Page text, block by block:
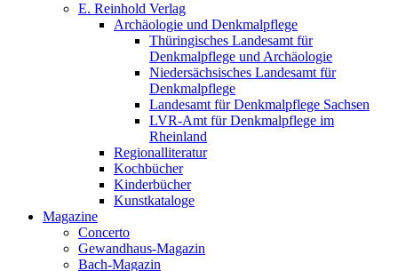
E. Reinhold Verlag
Archäologie und Denkmalpflege
Thüringisches Landesamt für
Denkmalpflege und Archäologie
Niedersächsisches Landesamt für
Denkmalpflege
Landesamt für Denkmalpflege Sachsen
LVR-Amt für Denkmalpflege im
Rheinland
Regionalliteratur
Kochbücher
Kinderbücher
Kunstkataloge
Magazine
Concerto
Gewandhaus-Magazin
Bach-Magazin